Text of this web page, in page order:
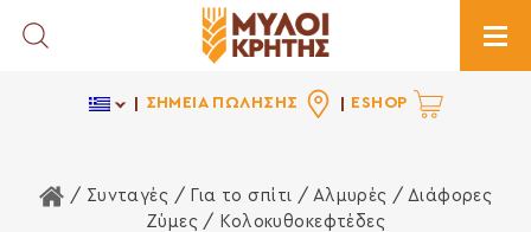
Toggle Search
ΣΗΜΕΙΑ ΠΩΛΗΣΗΣ ESHOP
Αρχική Σελίδα
/ Συνταγές / Για το σπίτι / Αλμυρές / Διάφορες
Ζύμες / Κολοκυθοκεφτέδες